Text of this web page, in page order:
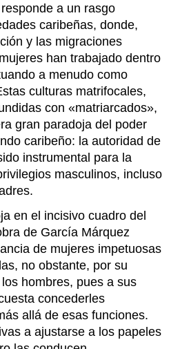
a un rasgo
caribeñas, donde,
y las migraciones
han trabajado dentro
a menudo como
culturas matrifocales,
con «matriarcados»,
gran paradoja del poder
caribeño: la autoridad de
instrumental para la
masculinos, incluso
en el incisivo cuadro del
de García Márquez
de mujeres impetuosas
no obstante, por su
hombres, pues a sus
concederles
allá de esas funciones.
a ajustarse a los papeles